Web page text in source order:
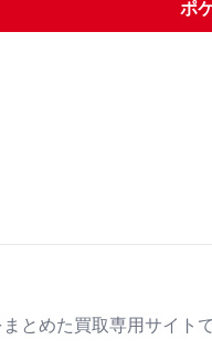
ポ
とめた買取専用サイトで